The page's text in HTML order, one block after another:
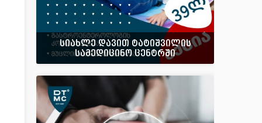
სიახლე დავით ტატიშვილის
სამედიცინო ცენტრში